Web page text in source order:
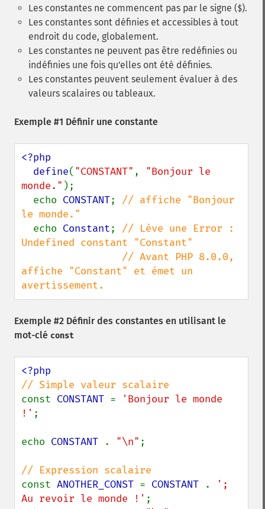
Les constantes ne commencent pas par le signe ($).
Les constantes sont définies et accessibles à tout
endroit du code, globalement.
Les constantes ne peuvent pas être redéfinies ou
indéfinies une fois qu'elles ont été définies.
Les constantes peuvent seulement évaluer à des
valeurs scalaires ou tableaux.
Exemple #1 Définir une constante
<?php
  define
( "CONSTANT" , "Bonjour le
monde." );
  echo
CONSTANT; // affiche "Bonjour
le monde."
echo Constant; // Lève une Error :
Undefined constant "Constant"
affiche "Constant" et émet un
avertissement.
Exemple #2 Définir des constantes en utilisant le
mot-clé const
const CONSTANT =
'Bonjour le monde
!' ;
echo CONSTANT . "\n" ;
const ANOTHER_CONST = CONSTANT .
';
Au revoir le monde !' ;